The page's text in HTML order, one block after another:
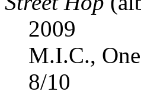
2009
M.I.C.,
8/10